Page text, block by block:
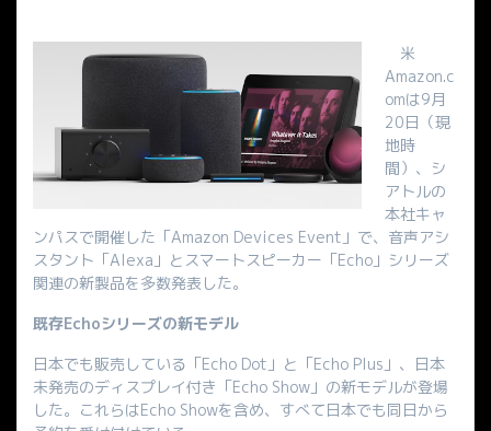
米
Amazon.c
omは9月
20日（現
地時
間）、シ
アトルの
本社キャ
ンパスで開催した「Amazon Devices Event」で、音声アシ
スタント「Alexa」とスマートスピーカー「Echo」シリーズ
関連の新製品を多数発表した。
既存Echoシリーズの新モデル
日本でも販売している「Echo Dot」と「Echo Plus」、日本
未発売のディスプレイ付き「Echo Show」の新モデルが登場
した。これらはEcho Showを含め、すべて日本でも同日から